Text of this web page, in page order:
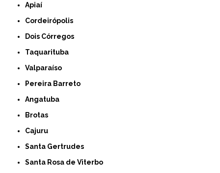
Apiaí
Cordeirópolis
Dois Córregos
Taquarituba
Valparaíso
Pereira Barreto
Angatuba
Brotas
Cajuru
Santa Gertrudes
Santa Rosa de Viterbo